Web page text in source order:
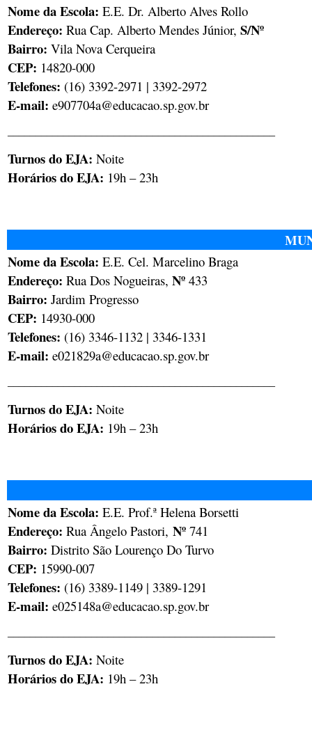
Nome da Escola: E.E. Dr. Alberto Alves Rollo
Endereço: Rua Cap. Alberto Mendes Júnior, S/Nº
Bairro: Vila Nova Cerqueira
CEP: 14820-000
Telefones: (16) 3392-2971 | 3392-2972
E-mail: e907704a@educacao.sp.gov.br
Turnos do EJA: Noite
Horários do EJA: 19h – 23h
Nome da Escola: E.E. Cel. Marcelino Braga
Endereço: Rua Dos Nogueiras, Nº 433
Bairro: Jardim Progresso
CEP: 14930-000
Telefones: (16) 3346-1132 | 3346-1331
E-mail: e021829a@educacao.sp.gov.br
Turnos do EJA: Noite
Horários do EJA: 19h – 23h
Nome da Escola: E.E. Prof.ª Helena Borsetti
Endereço: Rua Ângelo Pastori, Nº 741
Bairro: Distrito São Lourenço Do Turvo
CEP: 15990-007
Telefones: (16) 3389-1149 | 3389-1291
E-mail: e025148a@educacao.sp.gov.br
Turnos do EJA: Noite
Horários do EJA: 19h – 23h